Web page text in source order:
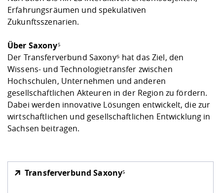
Erfahrungsräumen und spekulativen
Zukunftsszenarien.
Über Saxony⁵
Der Transferverbund Saxony⁵ hat das Ziel, den
Wissens- und Technologietransfer zwischen
Hochschulen, Unternehmen und anderen
gesellschaftlichen Akteuren in der Region zu fördern.
Dabei werden innovative Lösungen entwickelt, die zur
wirtschaftlichen und gesellschaftlichen Entwicklung in
Sachsen beitragen.
Transferverbund Saxony⁵